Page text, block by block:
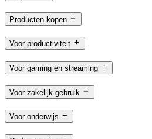
Producten kopen
Voor productiviteit
Voor gaming en streaming
Voor zakelijk gebruik
Voor onderwijs